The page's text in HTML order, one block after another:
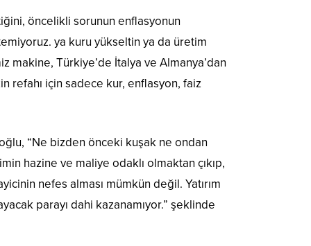
öncelikli sorunun enflasyonun
ya kuru yükseltin ya da üretim
Türkiye’de İtalya ve Almanya’dan
refahı için sadece kur, enflasyon, faiz
“Ne bizden önceki kuşak ne ondan
hazine ve maliye odaklı olmaktan çıkıp,
nefes alması mümkün değil. Yatırım
parayı dahi kazanamıyor.” şeklinde